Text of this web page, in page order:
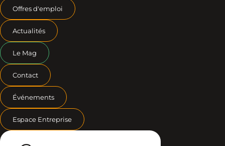
Offres d'emploi
Actualités
Le Mag
Contact
Événements
Espace Entreprise